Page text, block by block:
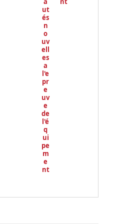
ut
és
n
o
uv
ell
es
a
l'e
pr
e
uv
e
de
l'é
q
ui
pe
m
e
nt